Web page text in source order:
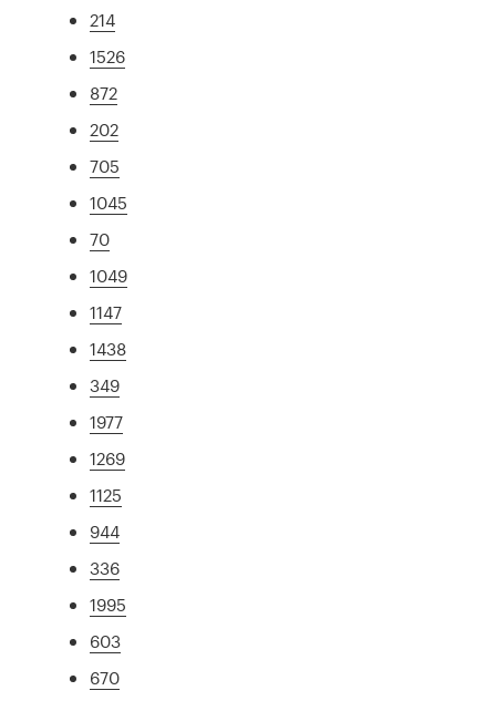
214
1526
872
202
705
1045
70
1049
1147
1438
349
1977
1269
1125
944
336
1995
603
670